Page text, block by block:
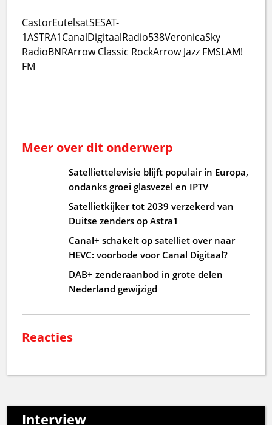
CastorEutelsatSESAT-
1ASTRA1CanalDigitaalRadio538VeronicaSky
RadioBNRArrow Classic RockArrow Jazz FMSLAM!
FM
Meer over dit onderwerp
Satelliettelevisie blijft populair in Europa,
ondanks groei glasvezel en IPTV
Satellietkijker tot 2039 verzekerd van
Duitse zenders op Astra1
Canal+ schakelt op satelliet over naar
HEVC: voorbode voor Canal Digitaal?
DAB+ zenderaanbod in grote delen
Nederland gewijzigd
Reacties
Interview